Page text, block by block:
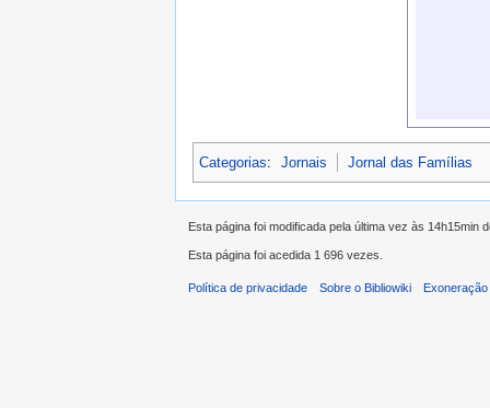
Categorias: Jornais Jornal das Famílias
Esta página foi modificada pela última vez às 14h15min
Esta página foi acedida 1 696 vezes.
Política de privacidade Sobre o Bibliowiki